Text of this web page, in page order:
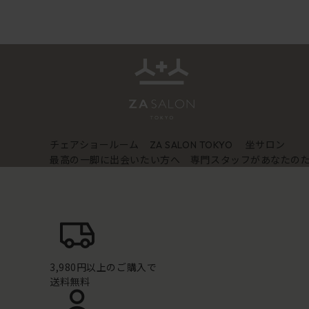
チェアショールーム ZA SALON TOKYO
坐サロン
最高の一脚に出会いたい方へ 専門スタッフがあなたの
3,980円以上のご購入で
送料無料